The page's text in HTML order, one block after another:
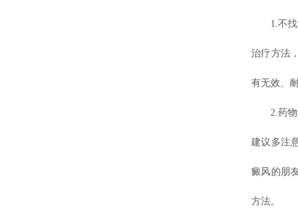
1.不找
治疗方法
有无效、
2.药物滥
建议多注
癜风的朋
方法。